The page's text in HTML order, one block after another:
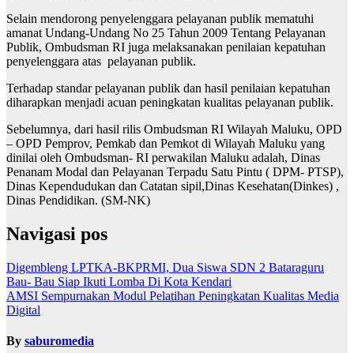
Selain mendorong penyelenggara pelayanan publik mematuhi
amanat Undang-Undang No 25 Tahun 2009 Tentang Pelayanan
Publik, Ombudsman RI juga melaksanakan penilaian kepatuhan
penyelenggara atas pelayanan publik.
Terhadap standar pelayanan publik dan hasil penilaian kepatuhan
diharapkan menjadi acuan peningkatan kualitas pelayanan publik.
Sebelumnya, dari hasil rilis Ombudsman RI Wilayah Maluku, OPD
– OPD Pemprov, Pemkab dan Pemkot di Wilayah Maluku yang
dinilai oleh Ombudsman- RI perwakilan Maluku adalah, Dinas
Penanam Modal dan Pelayanan Terpadu Satu Pintu ( DPM- PTSP),
Dinas Kependudukan dan Catatan sipil,Dinas Kesehatan(Dinkes) ,
Dinas Pendidikan. (SM-NK)
Navigasi pos
Digembleng LPTKA-BKPRMI, Dua Siswa SDN 2 Bataraguru
Bau- Bau Siap Ikuti Lomba Di Kota Kendari
AMSI Sempurnakan Modul Pelatihan Peningkatan Kualitas Media
Digital
By saburomedia